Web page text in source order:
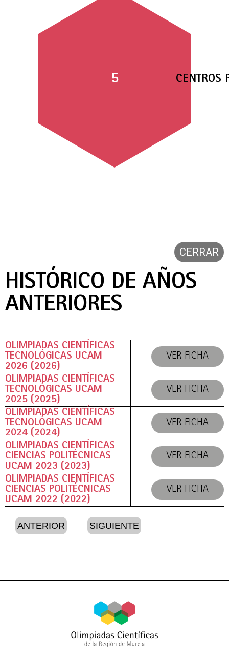
5 CENTROS
CERRAR
HISTÓRICO DE AÑOS
ANTERIORES
OLIMPIADAS CIENTÍFICAS
TECNOLÓGICAS UCAM
2026 (2026)
VER FICHA
OLIMPIADAS CIENTÍFICAS
TECNOLÓGICAS UCAM
2025 (2025)
VER FICHA
OLIMPIADAS CIENTÍFICAS
TECNOLÓGICAS UCAM
2024 (2024)
VER FICHA
OLIMPIADAS CIENTÍFICAS
CIENCIAS POLITÉCNICAS
UCAM 2023 (2023)
VER FICHA
OLIMPIADAS CIENTÍFICAS
CIENCIAS POLITÉCNICAS
UCAM 2022 (2022)
VER FICHA
ANTERIOR SIGUIENTE